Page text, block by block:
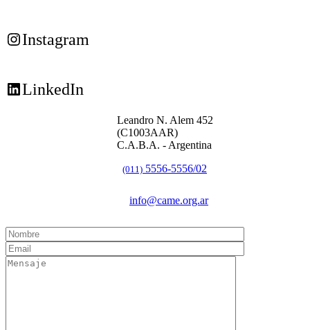
Instagram
LinkedIn
Leandro N. Alem 452
(C1003AAR)
C.A.B.A. - Argentina
(011) 5556-5556/02
info@came.org.ar